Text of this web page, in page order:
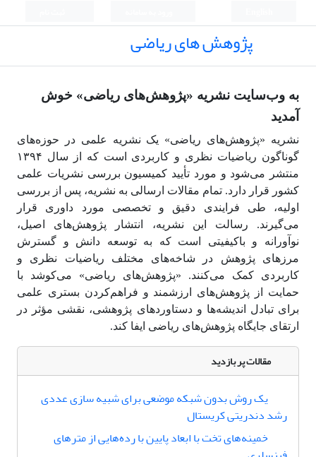
پژوهش های ریاضی
به وب‌سایت نشریه «پژوهش‌های ریاضی» خوش
آمدید
نشریه «پژوهش‌های ریاضی» یک نشریه علمی در حوزه‌های
گوناگون ریاضیات نظری و کاربردی است که از سال ۱۳۹۴
منتشر می‌شود و مورد تأیید کمیسیون بررسی نشریات علمی
کشور قرار دارد. تمام مقالات ارسالی به نشریه، پس از بررسی
اولیه، طی فرایندی دقیق و تخصصی مورد داوری قرار
می‌گیرند. رسالت این نشریه، انتشار پژوهش‌های اصیل،
نوآورانه و باکیفیتی است که به توسعه دانش و گسترش
مرزهای پژوهش در شاخه‌های مختلف ریاضیات نظری و
کاربردی کمک می‌کنند. «پژوهش‌های ریاضی» می‌کوشد با
حمایت از پژوهش‌های ارزشمند و فراهم‌کردن بستری علمی
برای تبادل اندیشه‌ها و دستاوردهای پژوهشی، نقشی مؤثر در
ارتقای جایگاه پژوهش‌های ریاضی ایفا کند.
مقالات پر بازدید
یک روش بدون شبکه موضعی برای شبیه سازی عددی
رشد دندریتی کریستال
خمینه‌های تخت با ابعاد پایین با رده‌هایی از مترهای